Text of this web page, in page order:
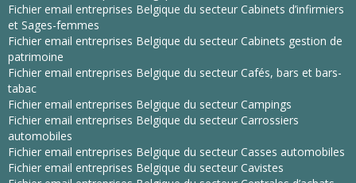
Fichier email entreprises Belgique du secteur Cabinets d’infirmiers
et Sages-femmes
Fichier email entreprises Belgique du secteur Cabinets gestion de
patrimoine
Fichier email entreprises Belgique du secteur Cafés, bars et bars-
tabac
Fichier email entreprises Belgique du secteur Campings
Fichier email entreprises Belgique du secteur Carrossiers
automobiles
Fichier email entreprises Belgique du secteur Casses automobiles
Fichier email entreprises Belgique du secteur Cavistes